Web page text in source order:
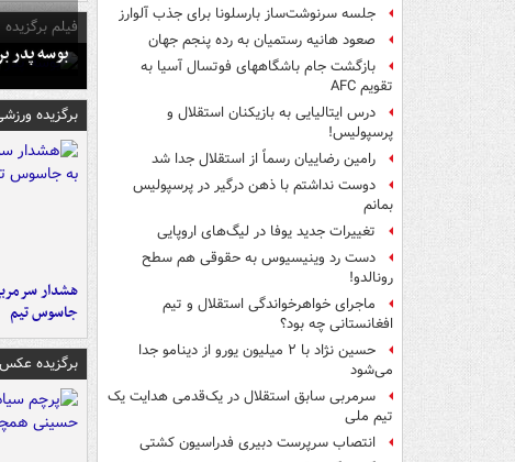
جلسه سرنوشت‌ساز بارسلونا برای جذب آلوارز
صعود هانیه رستمیان به رده پنجم جهان
بازگشت جام باشگاههای فوتسال آسیا به
تقویم AFC
درس ایتالیایی‌ به بازیکنان استقلال و
پرسپولیس!
رامین رضاییان رسماً از استقلال جدا شد
دوست نداشتم با ذهن درگیر در پرسپولیس
بمانم
تغییرات جدید یوفا در لیگ‌های اروپایی
دست رد وینیسیوس به حقوقی هم سطح
رونالدو!
ماجرای خواهرخواندگی استقلال و تیم
افغانستانی چه بود؟
حسین نژاد با ۲ میلیون یورو از دینامو جدا
می‌شود
سرمربی سابق استقلال در یک‌قدمی هدایت یک
تیم ملی
انتصاب سرپرست دبیری فدراسیون کشتی
فیلم برگزیده
بوسه‌ پدر
برگزیده
هشدار
جاسوس تیم
برگزیده عکس